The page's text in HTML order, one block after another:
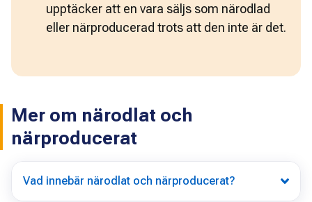
upptäcker att en vara säljs som närodlad
eller närproducerad trots att den inte är det.
Mer om närodlat och
närproducerat
Vad innebär närodlat och närproducerat?